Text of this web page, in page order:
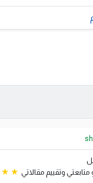
متابعتي وتقييم مقالاتي